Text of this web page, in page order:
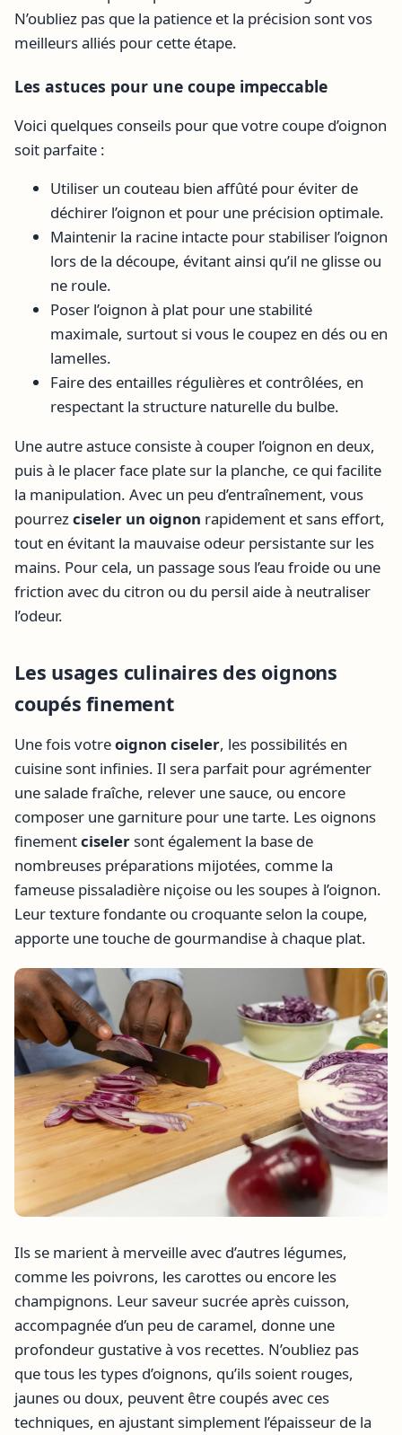
N’oubliez pas que la patience et la précision sont vos
meilleurs alliés pour cette étape.
Les astuces pour une coupe impeccable
Voici quelques conseils pour que votre coupe d’oignon
soit parfaite :
Utiliser un couteau bien affûté pour éviter de
déchirer l’oignon et pour une précision optimale.
Maintenir la racine intacte pour stabiliser l’oignon
lors de la découpe, évitant ainsi qu’il ne glisse ou
ne roule.
Poser l’oignon à plat pour une stabilité
maximale, surtout si vous le coupez en dés ou en
lamelles.
Faire des entailles régulières et contrôlées, en
respectant la structure naturelle du bulbe.
Une autre astuce consiste à couper l’oignon en deux,
puis à le placer face plate sur la planche, ce qui facilite
la manipulation. Avec un peu d’entraînement, vous
pourrezciseler un oignon rapidement et sans effort,
tout en évitant la mauvaise odeur persistante sur les
mains. Pour cela, un passage sous l’eau froide ou une
friction avec du citron ou du persil aide à neutraliser
l’odeur.
Les usages culinaires des oignons
coupés finement
Une fois votreoignon ciseler, les possibilités en
cuisine sont infinies. Il sera parfait pour agrémenter
une salade fraîche, relever une sauce, ou encore
composer une garniture pour une tarte. Les oignons
finementciselersont également la base de
nombreuses préparations mijotées, comme la
fameuse pissaladière niçoise ou les soupes à l’oignon.
Leur texture fondante ou croquante selon la coupe,
apporte une touche de gourmandise à chaque plat.
Ils se marient à merveille avec d’autres légumes,
comme les poivrons, les carottes ou encore les
champignons. Leur saveur sucrée après cuisson,
accompagnée d’un peu de caramel, donne une
profondeur gustative à vos recettes. N’oubliez pas
que tous les types d’oignons, qu’ils soient rouges,
jaunes ou doux, peuvent être coupés avec ces
techniques, en ajustant simplement l’épaisseur de la